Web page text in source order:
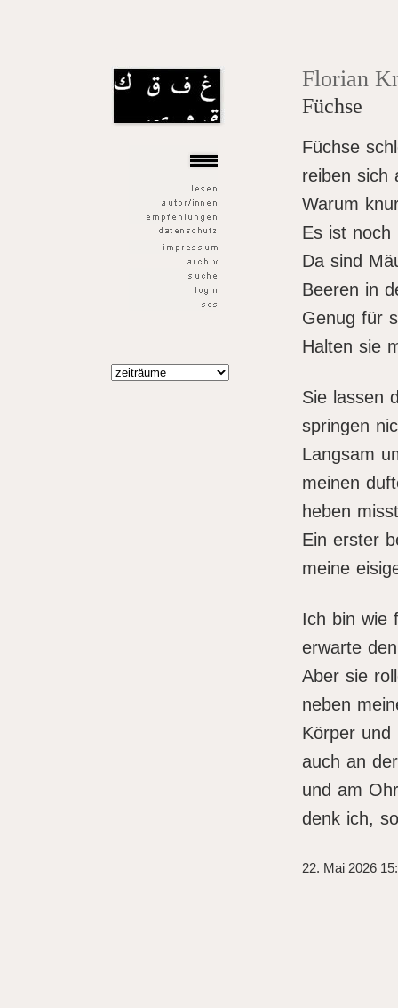
Florian
Füchse
Füchse
reiben sich
Warum
Es ist noch
Da sind
Beeren in
Genug für
Halten sie
Sie lassen
springen
Langsam
meinen
heben
Ein erster
meine
Ich bin wie
erwarte
Aber sie
neben
Körper und
auch an
und am
denk ich,
22. Mai 2026